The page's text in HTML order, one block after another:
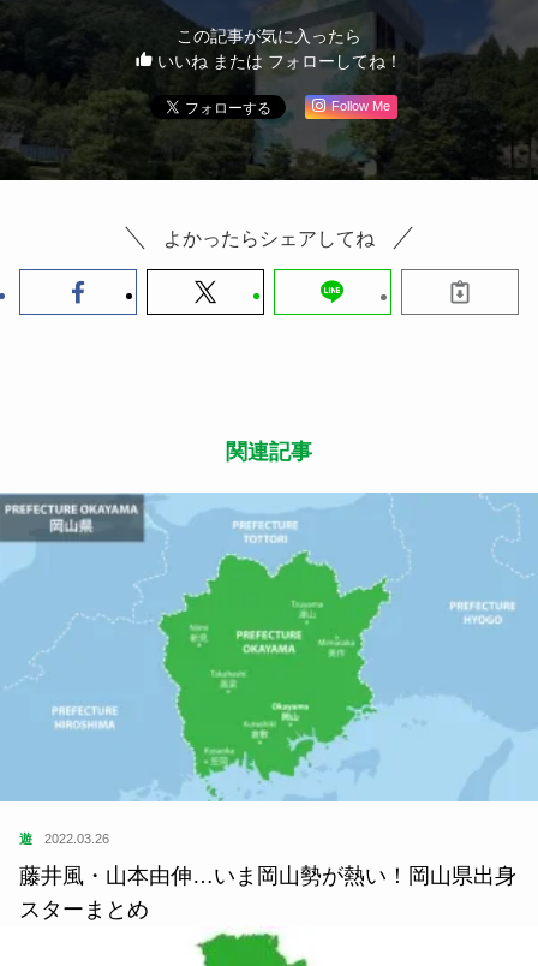
この記事が気に入ったら
いいね または フォローしてね！
Follow Me
よかったらシェアしてね
関連記事
遊 2022.03.26
藤井風・山本由伸…いま岡山勢が熱い！岡山県出身
スターまとめ